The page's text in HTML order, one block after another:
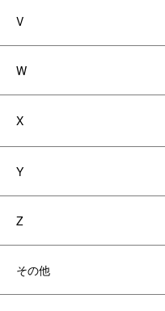
V
W
X
Y
Z
その他